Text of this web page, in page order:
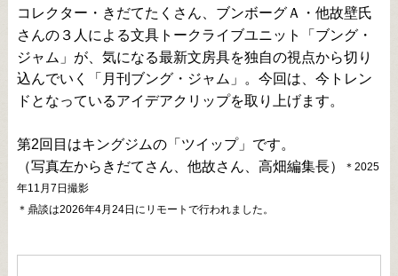
コレクター・きだてたくさん、ブンボーグＡ・他故壁氏
さんの３人による文具トークライブユニット「ブング・
ジャム」が、気になる最新文房具を独自の視点から切り
込んでいく「月刊ブング・ジャム」。今回は、今トレン
ドとなっているアイデアクリップを取り上げます。
第2回目はキングジムの「ツイップ」です。
（写真左からきだてさん、他故さん、高畑編集長）
＊2025
年11月7日撮影
＊鼎談は2026年4月24日にリモートで行われました。